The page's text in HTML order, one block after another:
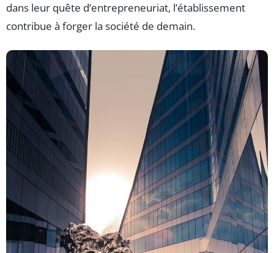
dans leur quête d’entrepreneuriat, l’établissement
contribue à forger la société de demain.